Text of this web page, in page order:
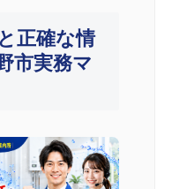
正確な情
実務マ